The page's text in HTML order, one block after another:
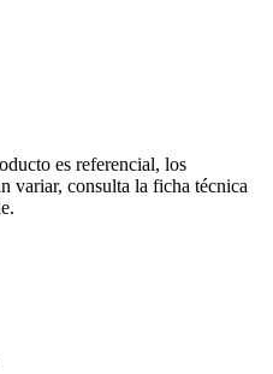
es referencial, los
variar, consulta la ficha técnica